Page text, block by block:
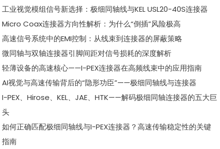
工业视觉模组信号新选择：极细同轴线与KEL USL20-40S连接器
Micro Coax连接器方向性解析：为什么“倒插”风险极高
高速信号系统中的EMI控制：从线束到连接器的屏蔽策略
微同轴与双轴连接器引脚间距对信号损耗的深度解析
轻薄设备的高速核心——I-PEX连接器在高频线束中的应用指南
AI视觉与高速传输背后的“隐形功臣”——极细同轴线与连接器
I-PEX、Hirose、KEL、JAE、HTK——解码极细同轴连接器的五大巨
头
如何正确匹配极细同轴线与I-PEX连接器？高速传输稳定性的关键
指南